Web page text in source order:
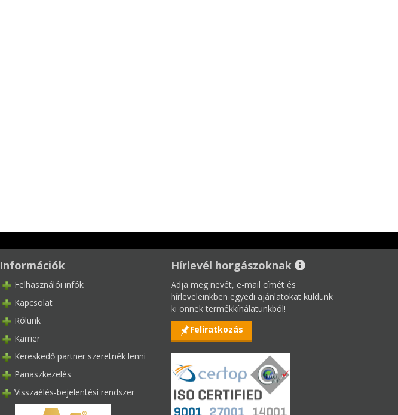
Információk
Felhasználói infók
Kapcsolat
Rólunk
Karrier
Kereskedő partner szeretnék lenni
Panaszkezelés
Visszaélés-bejelentési rendszer
Hírlevél horgászoknak
Adja meg nevét, e-mail címét és
hírleveleinkben egyedi ajánlatokat küldünk
ki önnek termékkínálatunkból!
Feliratkozás